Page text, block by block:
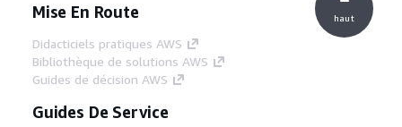
Mise En Route
Didacticiels pratiques AWS
Bibliothèque de solutions AWS
Guides de décision AWS
Guides De Service
haut